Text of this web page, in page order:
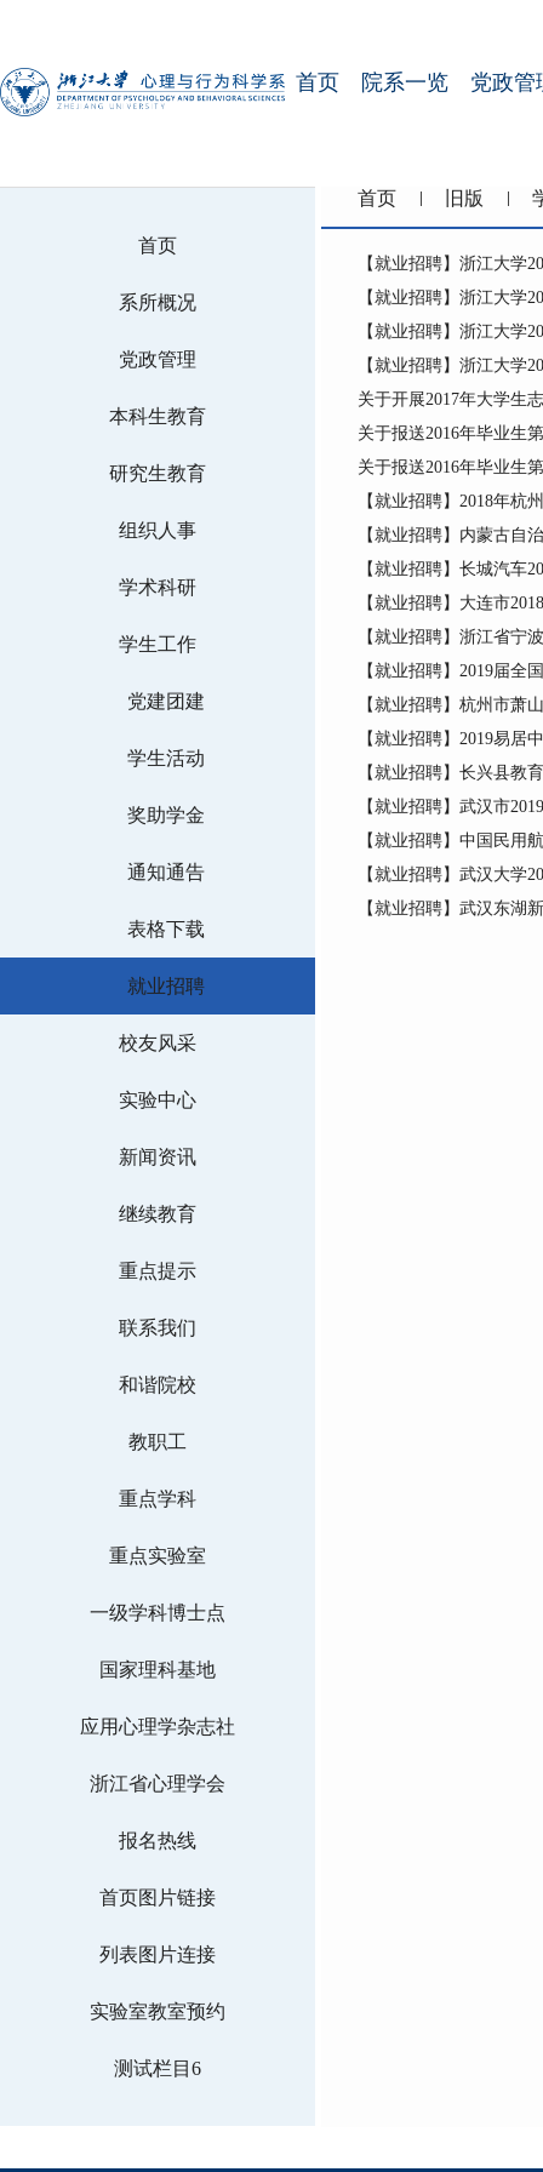
首页 院系一览 党政管
首页
系所概况
党政管理
本科生教育
研究生教育
组织人事
学术科研
学生工作
党建团建
学生活动
奖助学金
通知通告
表格下载
就业招聘
校友风采
实验中心
新闻资讯
继续教育
重点提示
联系我们
和谐院校
教职工
重点学科
重点实验室
一级学科博士点
国家理科基地
应用心理学杂志社
浙江省心理学会
报名热线
首页图片链接
列表图片连接
实验室教室预约
测试栏目6
首页 旧版
【就业招聘】浙江大学
【就业招聘】浙江大学
【就业招聘】浙江大学
【就业招聘】浙江大学
关于开展2017年大学生
关于报送2016年毕业生
关于报送2016年毕业生
【就业招聘】2018年杭
【就业招聘】内蒙古自
【就业招聘】长城汽车
【就业招聘】大连市
【就业招聘】浙江省宁
【就业招聘】2019届
【就业招聘】杭州市萧
【就业招聘】2019易居
【就业招聘】长兴县教
【就业招聘】武汉市
【就业招聘】中国民用
【就业招聘】武汉大学
【就业招聘】武汉东湖